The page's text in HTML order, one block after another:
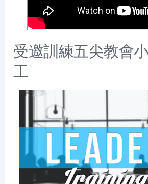
受邀訓練五尖教會
工